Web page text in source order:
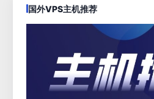
国外VPS主机推荐